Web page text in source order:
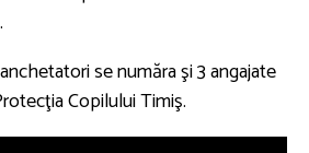
se număra şi 3 angajate
Copilului Timiş.